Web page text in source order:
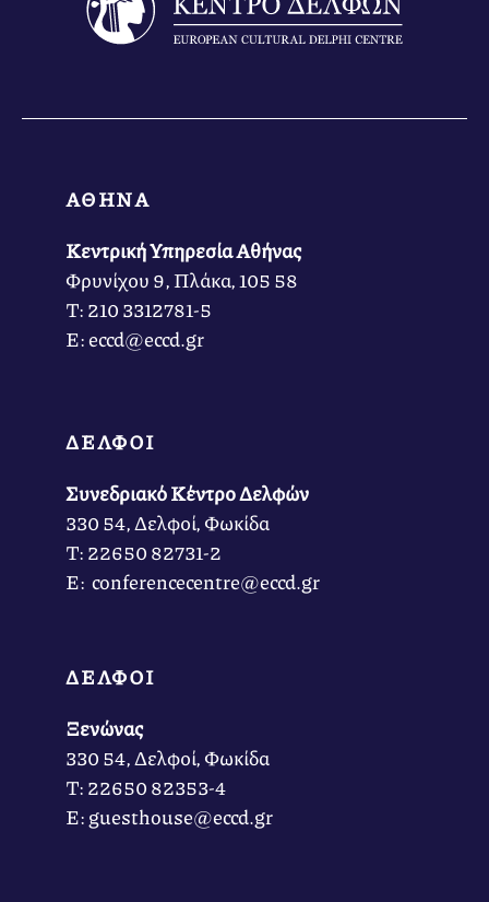
ΑΘΗΝΑ
Κεντρική Υπηρεσία Αθήνας
Φρυνίχου 9, Πλάκα, 105 58
Τ: 210 3312781-5
Ε: eccd@eccd.gr
ΔΕΛΦΟΙ
Συνεδριακό Κέντρο Δελφών
330 54, Δελφοί, Φωκίδα
Τ: 22650 82731-2
Ε: conferencecentre@eccd.gr
ΔΕΛΦΟΙ
Ξενώνας
330 54, Δελφοί, Φωκίδα
Τ: 22650 82353-4
Ε: guesthouse@eccd.gr